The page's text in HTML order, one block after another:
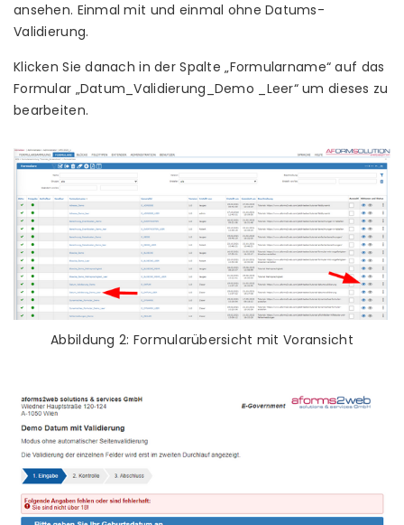
ansehen. Einmal mit und einmal ohne Datums-
Validierung.
Klicken Sie danach in der Spalte „Formularname“ auf das
Formular „Datum_Validierung_Demo _Leer“ um dieses zu
bearbeiten.
Abbildung 2: Formularübersicht mit Voransicht